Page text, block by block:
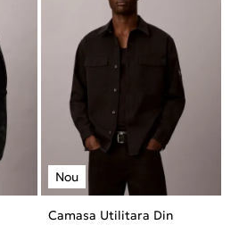
Camasa Utilitara Din